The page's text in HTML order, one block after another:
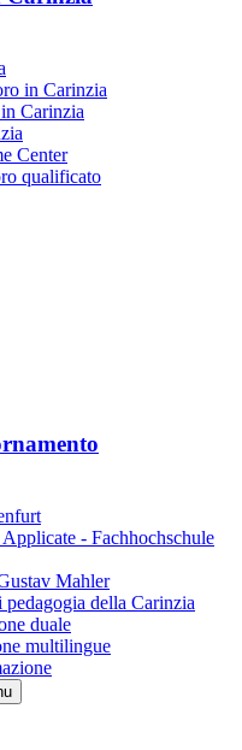
in Carinzia
Carinzia
Center
qualificato
- Fachhochschule
Mahler
della Carinzia
duale
multilingue